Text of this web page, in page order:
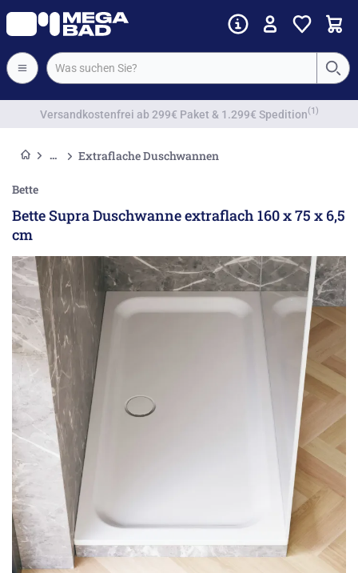
Vorkassenrabatt
Extraflache Duschwannen
Bette
Bette Supra Duschwanne extraflach 160 x 75 x 6,5
cm